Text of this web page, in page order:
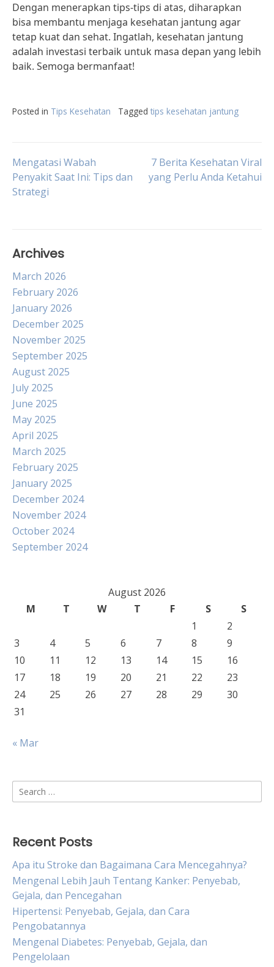
Dengan menerapkan tips-tips di atas, diharapkan
bisa membantu menjaga kesehatan jantung agar
tetap kuat dan sehat. Ingatlah, kesehatan jantung
adalah investasi terbaik untuk masa depan yang lebih
baik. Semoga bermanfaat!
Posted in Tips Kesehatan Tagged tips kesehatan jantung
Post
navigation
Mengatasi Wabah
Penyakit Saat Ini: Tips dan
Strategi
7 Berita Kesehatan Viral
yang Perlu Anda Ketahui
Archives
March 2026
February 2026
January 2026
December 2025
November 2025
September 2025
August 2025
July 2025
June 2025
May 2025
April 2025
March 2025
February 2025
January 2025
December 2024
November 2024
October 2024
September 2024
August 2026
M
T W T F S
S
1
2
3
4 5 6 7 8
9
10
11 12 13 14 15
16
17
18 19 20 21 22
23
24
25 26 27 28 29
30
31
« Mar
Search
for:
Recent Posts
Apa itu Stroke dan Bagaimana Cara Mencegahnya?
Mengenal Lebih Jauh Tentang Kanker: Penyebab,
Gejala, dan Pencegahan
Hipertensi: Penyebab, Gejala, dan Cara
Pengobatannya
Mengenal Diabetes: Penyebab, Gejala, dan
Pengelolaan